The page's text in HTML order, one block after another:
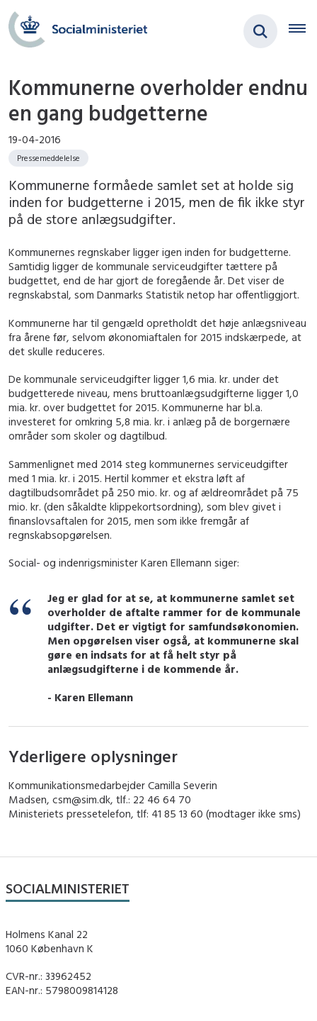
Kommunerne overholder endnu
en gang budgetterne
19-04-2016
Pressemeddelelse
Kommunerne formåede samlet set at holde sig
inden for budgetterne i 2015, men de fik ikke styr
på de store anlægsudgifter.
Kommunernes regnskaber ligger igen inden for budgetterne.
Samtidig ligger de kommunale serviceudgifter tættere på
budgettet, end de har gjort de foregående år. Det viser de
regnskabstal, som Danmarks Statistik netop har offentliggjort.
Kommunerne har til gengæld opretholdt det høje anlægsniveau
fra årene før, selvom økonomiaftalen for 2015 indskærpede, at
det skulle reduceres.
De kommunale serviceudgifter ligger 1,6 mia. kr. under det
budgetterede niveau, mens bruttoanlægsudgifterne ligger 1,0
mia. kr. over budgettet for 2015. Kommunerne har bl.a.
investeret for omkring 5,8 mia. kr. i anlæg på de borgernære
områder som skoler og dagtilbud.
Sammenlignet med 2014 steg kommunernes serviceudgifter
med 1 mia. kr. i 2015. Hertil kommer et ekstra løft af
dagtilbudsområdet på 250 mio. kr. og af ældreområdet på 75
mio. kr. (den såkaldte klippekortsordning), som blev givet i
finanslovsaftalen for 2015, men som ikke fremgår af
regnskabsopgørelsen.
Social- og indenrigsminister Karen Ellemann siger:
Jeg er glad for at se, at kommunerne samlet set
overholder de aftalte rammer for de kommunale
udgifter. Det er vigtigt for samfundsøkonomien.
Men opgørelsen viser også, at kommunerne skal
gøre en indsats for at få helt styr på
anlægsudgifterne i de kommende år.
- Karen Ellemann
Yderligere oplysninger
Kommunikationsmedarbejder Camilla Severin
Madsen, csm@sim.dk, tlf.: 22 46 64 70
Ministeriets pressetelefon, tlf: 41 85 13 60 (modtager ikke sms)
SOCIALMINISTERIET
Holmens Kanal 22
1060 København K
CVR-nr.: 33962452
EAN-nr.: 5798009814128